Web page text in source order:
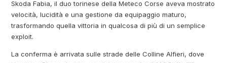
Skoda Fabia, il duo torinese della Meteco Corse aveva mostrato
velocità, lucidità e una gestione da equipaggio maturo,
trasformando quella vittoria in qualcosa di più di un semplice
exploit.
La conferma è arrivata sulle strade delle Colline Alfieri, dove